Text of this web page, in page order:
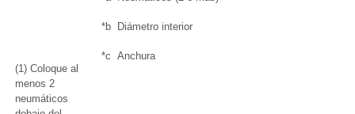
(1) Coloque al
menos 2
neumáticos
*b Diámetro interior
*c Anchura